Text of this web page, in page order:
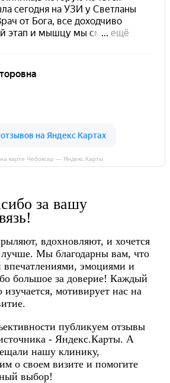
на карте Чебоксар — Яндекс Карты
за вашу
вдохновляют, и хочется
Мы благодарны вам, что
впечатлениями, эмоциями и
большое за доверие! Каждый
мотивирует нас на
публикуем отзывы
- Яндекс.Карты. А
нашу клинику,
о своем визите и помогите
выбор!